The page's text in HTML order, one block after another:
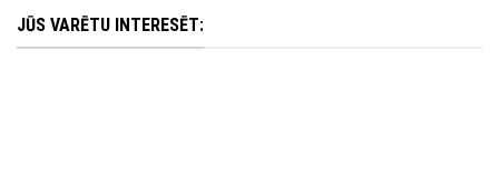
JŪS VARĒTU INTERESĒT: